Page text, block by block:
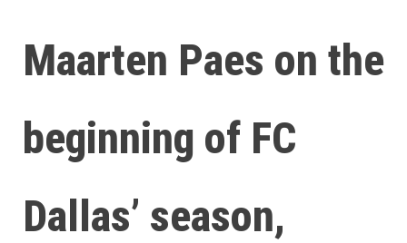
Maarten Paes on the
beginning of FC
Dallas’ season,